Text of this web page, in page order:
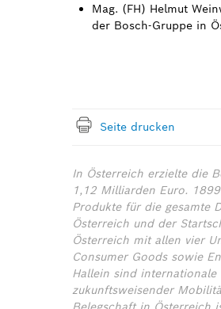
Mag. (FH) Helmut
der Bosch-Gruppe in
Seite drucken
In Österreich erzielte die
1,12 Milliarden Euro.
Produkte für die gesamte
Österreich und der
Österreich mit allen vier
Consumer Goods sowie
Hallein sind
zukunftsweisender